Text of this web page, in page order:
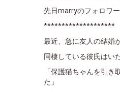
先日marryのフォロワ
********************
最近、急に友人の結婚
同棲している彼氏はい
「保護猫ちゃんを引
た」